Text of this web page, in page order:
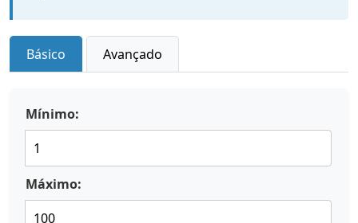
Básico Avançado
Mínimo:
Máximo: